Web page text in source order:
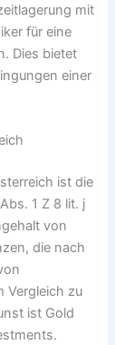
mit
für eine
Dies bietet
einer
ist die
1 Z 8 lit. j
von
die nach
Vergleich zu
ist Gold